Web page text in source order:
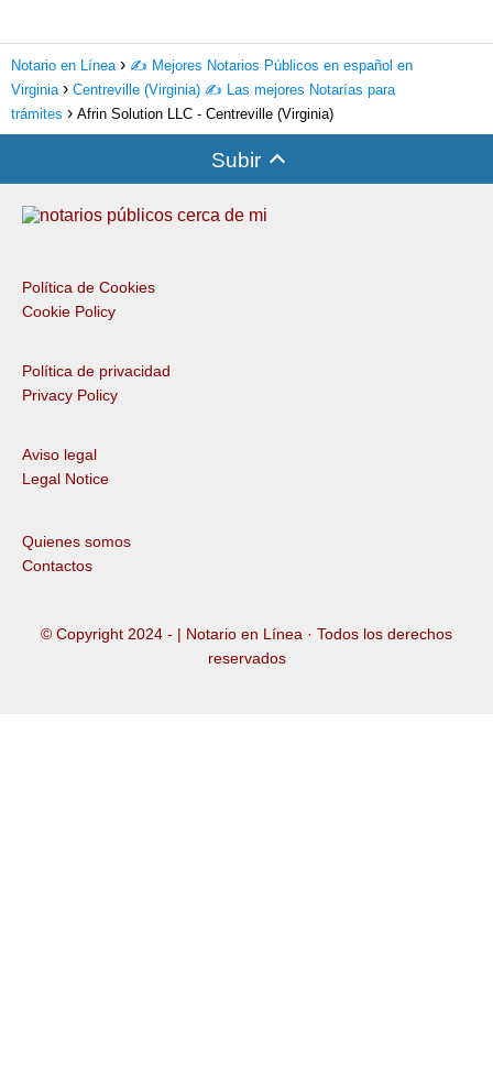
Notario en Línea
✍️ Mejores Notarios Públicos en español en
Virginia
Centreville (Virginia) ✍️ Las mejores Notarías para
trámites
Afrin Solution LLC - Centreville (Virginia)
Subir
Política de Cookies
Cookie Policy
Política de privacidad
Privacy Policy
Aviso legal
Legal Notice
Quienes somos
Contactos
© Copyright 2024 - | Notario en Línea · Todos los derechos
reservados